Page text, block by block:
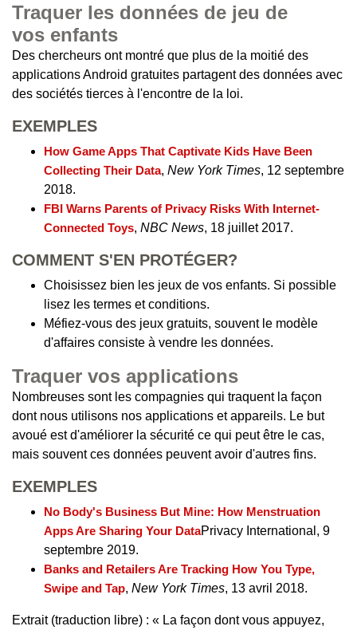
Traquer les données de jeu de
vos enfants
Des chercheurs ont montré que plus de la moitié des
applications Android gratuites partagent des données avec
des sociétés tierces à l'encontre de la loi.
EXEMPLES
How Game Apps That Captivate Kids Have Been
Collecting Their Data, New York Times, 12 septembre
2018.
FBI Warns Parents of Privacy Risks With Internet-
Connected Toys, NBC News, 18 juillet 2017.
COMMENT S'EN PROTÉGER?
Choisissez bien les jeux de vos enfants. Si possible
lisez les termes et conditions.
Méfiez-vous des jeux gratuits, souvent le modèle
d'affaires consiste à vendre les données.
Traquer vos applications
Nombreuses sont les compagnies qui traquent la façon
dont nous utilisons nos applications et appareils. Le but
avoué est d'améliorer la sécurité ce qui peut être le cas,
mais souvent ces données peuvent avoir d'autres fins.
EXEMPLES
No Body's Business But Mine: How Menstruation
Apps Are Sharing Your DataPrivacy International, 9
septembre 2019.
Banks and Retailers Are Tracking How You Type,
Swipe and Tap, New York Times, 13 avril 2018.
Extrait (traduction libre) : « La façon dont vous appuyez,